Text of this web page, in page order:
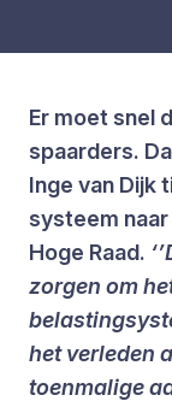
Er moet snel
spaarders.
Inge van Dijk
systeem naar
Hoge Raad.
zorgen om
het verleden
toenmalige